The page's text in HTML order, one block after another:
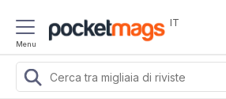
Menu
IT